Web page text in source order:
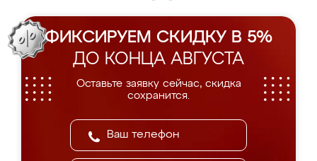
ФИКСИРУЕМ СКИДКУ В 5%
ДО КОНЦА АВГУСТА
Оставьте заявку сейчас, скидка
сохранится.